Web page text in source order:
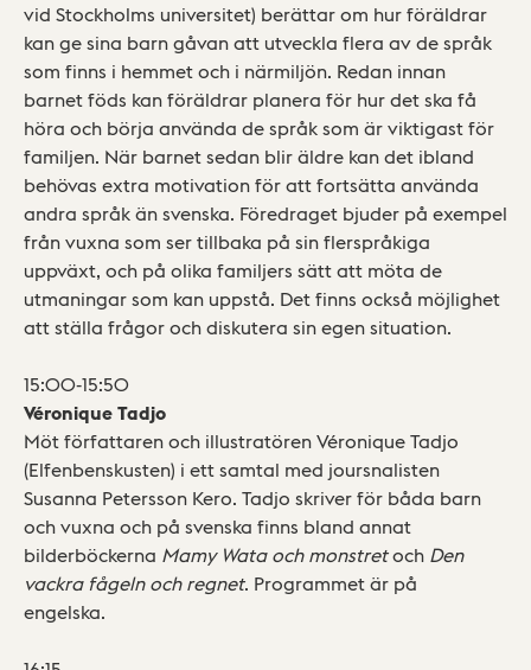
vid Stockholms universitet) berättar om hur föräldrar
kan ge sina barn gåvan att utveckla flera av de språk
som finns i hemmet och i närmiljön. Redan innan
barnet föds kan föräldrar planera för hur det ska få
höra och börja använda de språk som är viktigast för
familjen. När barnet sedan blir äldre kan det ibland
behövas extra motivation för att fortsätta använda
andra språk än svenska. Föredraget bjuder på exempel
från vuxna som ser tillbaka på sin flerspråkiga
uppväxt, och på olika familjers sätt att möta de
utmaningar som kan uppstå. Det finns också möjlighet
att ställa frågor och diskutera sin egen situation.
15:00-15:50
Véronique Tadjo
Möt författaren och illustratören Véronique Tadjo
(Elfenbenskusten) i ett samtal med joursnalisten
Susanna Petersson Kero. Tadjo skriver för båda barn
och vuxna och på svenska finns bland annat
bilderböckerna Mamy Wata och monstretoch Den
vackra fågeln och regnet. Programmet är på
engelska.